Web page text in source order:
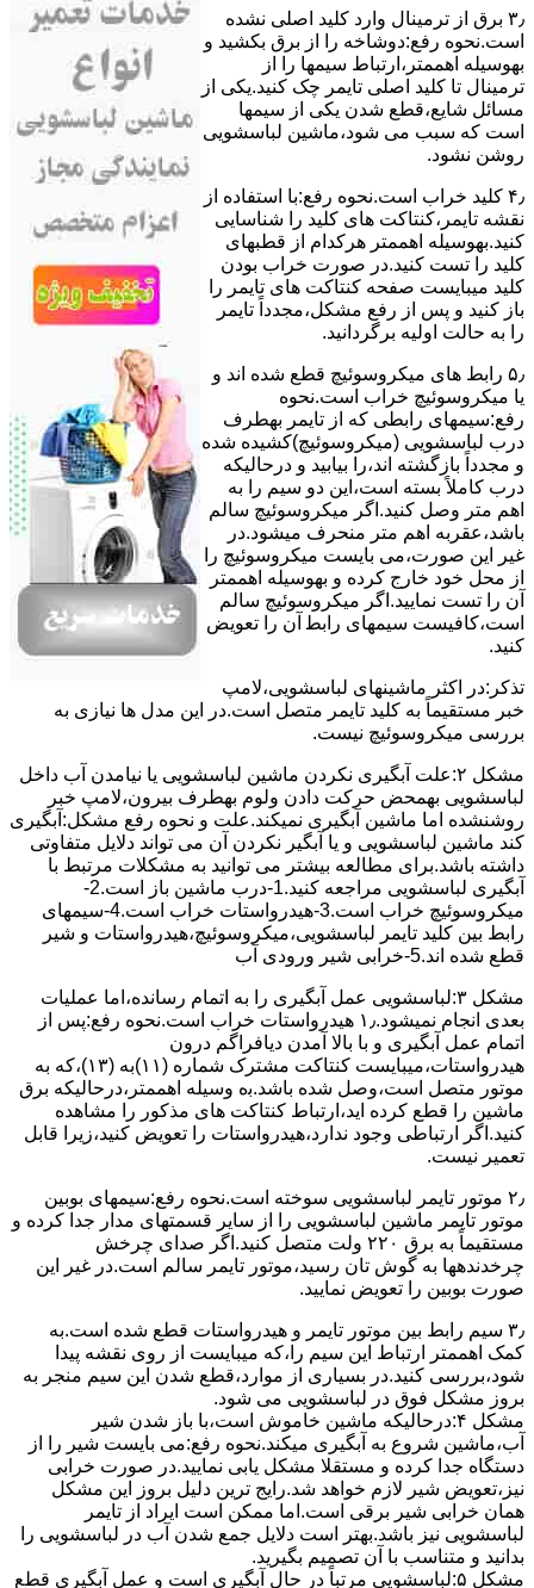
۳٫ ﺑﺮق از ﺗﺮﻣﯿﻨﺎل وارد ﮐﻠﯿﺪ اﺻﻠﯽ ﻧﺸﺪه
است.نحوه رﻓﻊ:دوشاخه را از ﺑﺮق بکشید و
بهوسیله اهممتر،ارﺗﺒﺎط سیمها را از
ﺗﺮﻣﯿﻨﺎل ﺗﺎ ﮐﻠﯿﺪ اﺻﻠﯽ ﺗﺎﯾﻤﺮ چک کنید.یکی از
مسائل شایع،ﻗﻄﻊ شدن ﯾﮑﯽ از سیمها
است که سبب می شود،ﻣﺎﺷﯿﻦ لباسشویی
روﺷﻦ نشود.
۴٫ ﮐﻠﯿﺪ ﺧﺮاب اﺳﺖ.نحوه رفع:ﺑﺎ اﺳﺘﻔﺎده از
ﻧﻘﺸﻪ ﺗﺎﯾﻤﺮ،ﮐﻨﺘﺎﮐﺖ ﻫﺎی ﮐﻠﯿﺪ را ﺷﻨﺎﺳﺎﯾﯽ
کنید.بهوسیله اهممتر هرکدام از قطبهای
ﮐﻠﯿﺪ را ﺗﺴﺖ ﮐﻨﯿﺪ.در ﺻﻮرت ﺧﺮاب ﺑﻮدن
ﮐﻠﯿﺪ میبایست ﺻﻔﺤﻪ ﮐﻨﺘﺎﮐﺖ ﻫﺎی ﺗﺎﯾﻤﺮ را
باز کنید و ﭘﺲ از رﻓﻊ مشکل،مجدداً ﺗﺎﯾﻤﺮ
را به حالت اوﻟﯿﻪ برگردانید.
۵٫ رابط های ﻣﯿﮑﺮوﺳﻮﺋﯿﭻ ﻗﻄﻊ شده اند و
ﯾﺎ ﻣﯿﮑﺮوﺳﻮﺋﯿﭻ ﺧﺮاب اﺳﺖ.نحوه
رفع:سیمهای راﺑﻄﯽ ﮐﻪ از ﺗﺎﯾﻤﺮ بهطرف
درب لباسشویی (ﻣﯿﮑﺮوﺳﻮﺋﯿﭻ)کشیده شده
و مجدداً بازگشته اند،را ﺑﯿﺎﺑﯿﺪ و درحالیکه
درب کاملاً ﺑﺴﺘﻪ اﺳﺖ،اﯾﻦ دو ﺳﯿﻢ را ﺑﻪ
اﻫﻢ ﻣﺘﺮ وصل کنید.اﮔﺮ ﻣﯿﮑﺮوﺳﻮﺋﯿﭻ ﺳﺎﻟﻢ
ﺑﺎﺷﺪ،ﻋﻘﺮﺑﻪ اهم متر ﻣﻨﺤﺮف میشود.در
ﻏﯿﺮ اﯾﻦ ﺻﻮرت،می بایست ﻣﯿﮑﺮوﺳﻮﺋﯿﭻ را
از ﻣﺤﻞ خود ﺧﺎرج کرده و بهوسیله اهممتر
آن را ﺗﺴﺖ ﻧﻤﺎﯾﯿﺪ.اﮔﺮ ﻣﯿﮑﺮوﺳﻮﺋﯿﭻ ﺳﺎﻟﻢ
اﺳﺖ،ﮐﺎﻓﯿﺴﺖ سیمهای راﺑﻄ آن را ﺗﻌﻮﯾﺾ
کنید.
ﺗﺬﮐﺮ:در اﮐﺜﺮ ماشینهای لباسشویی،ﻻﻣﭗ
ﺧﺒﺮ مستقیماً ﺑﻪ ﮐﻠﯿﺪ ﺗﺎﯾﻤﺮ ﻣﺘﺼﻞ اﺳﺖ.در اﯾﻦ مدل ها ﻧﯿﺎزی ﺑﻪ
بررسی ﻣﯿﮑﺮوﺳﻮﺋﯿﭻ نیست.
مشکل ۲:علت آبگیری نکردن ماشین لباسشویی یا نیامدن آب داخل
لباسشویی بهمحض ﺣﺮﮐﺖ دادن وﻟﻮم بهطرف ﺑﯿﺮون،ﻻﻣﭗ ﺧﺒﺮ
روشنشده اﻣﺎ ﻣﺎﺷﯿﻦ آﺑﮕﯿﺮی نمیکند.ﻋﻠﺖ و نحوه رﻓﻊ مشکل:آبگیری
کند ماشین لباسشویی و یا آبگیر نکردن آن می تواند دلایل متفاوتی
داشته باشد.برای مطالعه بیشتر می توانید به مشکلات مرتبط با
آبگیری لباسشویی مراجعه کنید.1-درب ﻣﺎﺷﯿﻦ ﺑﺎز اﺳﺖ.2-
ﻣﯿﮑﺮوﺳﻮﺋﯿﭻ ﺧﺮاب اﺳﺖ.3-ﻫﯿﺪرواﺳﺘﺎت ﺧﺮاب اﺳﺖ.4-سیمهای
راﺑﻂ ﺑﯿﻦ ﮐﻠﯿﺪ ﺗﺎﯾﻤﺮ لباسشویی،ﻣﯿﮑﺮوﺳﻮﺋﯿﭻ،ﻫﯿﺪرواﺳﺘﺎت و ﺷﯿﺮ
ﻗﻄﻊ ﺷﺪه اند.5-خرابی شیر ورودی آب
مشکل ۳:لباسشویی ﻋﻤﻞ آﺑﮕﯿﺮی را ﺑﻪ اﺗﻤﺎم رﺳﺎﻧﺪه،اﻣﺎ ﻋﻤﻠﯿﺎت
ﺑﻌﺪی اﻧﺠﺎم نمیشود.۱٫ ﻫﯿﺪرواﺳﺘﺎت ﺧﺮاب اﺳﺖ.نحوه رﻓﻊ:ﭘﺲ از
اﺗﻤﺎم عمل آﺑﮕﯿﺮی و ﺑﺎ ﺑﺎﻻ آﻣﺪن دﯾﺎﻓﺮاﮔﻢ درون
ﻫﯿﺪرواﺳﺘﺎت،میبایست ﮐﻨﺘﺎﮐﺖ ﻣﺸﺘﺮک شماره (۱۱)به (۱۳)،ﮐﻪ ﺑﻪ
ﻣﻮﺗﻮر ﻣﺘﺼﻞ اﺳﺖ،وﺻﻞ ﺷﺪه ﺑﺎﺷﺪ.ﺑه وسیله اهممتر،درحالیکه ﺑﺮق
ﻣﺎﺷﯿﻦ را ﻗﻄﻊ کرده اید،ارﺗﺒﺎط ﮐﻨﺘﺎﮐﺖ ﻫﺎی ﻣﺬﮐﻮر را ﻣﺸﺎﻫﺪه
کنید.اﮔﺮ ارﺗﺒﺎطی وجود ندارد،ﻫﯿﺪرواﺳﺘﺎت را ﺗﻌﻮﯾﺾ ﮐﻨﯿﺪ،زﯾﺮا قابل
ﺗﻌﻤﯿﺮ نیست.
۲٫ ﻣﻮﺗﻮر ﺗﺎﯾﻤﺮ لباسشویی ﺳﻮﺧﺘﻪ اﺳﺖ.نحوه رﻓﻊ:سیمهای ﺑﻮﺑﯿﻦ
ﻣﻮﺗﻮر ﺗﺎﯾﻤﺮ ماشین لباسشویی را از ﺳﺎﯾﺮ قسمتهای ﻣﺪار ﺟﺪا کرده و
مستقیماً ﺑﻪ برق ۲۲۰ وﻟﺖ ﻣﺘﺼﻞ کنید.اﮔﺮ ﺻﺪای ﭼﺮﺧﺶ
چرخدندهها به گوش تان رﺳﯿﺪ،ﻣﻮﺗﻮر ﺗﺎﯾﻤﺮ ﺳﺎﻟﻢ اﺳﺖ.در ﻏﯿﺮ اﯾﻦ
ﺻﻮرت ﺑﻮﺑﯿﻦ را ﺗﻌﻮﯾﺾ ﻧﻤﺎﯾﯿﺪ.
۳٫ ﺳﯿﻢ راﺑﻂ ﺑﯿﻦ ﻣﻮﺗﻮر ﺗﺎﯾﻤﺮ و ﻫﯿﺪرواﺳﺘﺎت ﻗﻄﻊ ﺷﺪه اﺳﺖ.به
کمک اهممتر ارﺗﺒﺎط اﯾﻦ ﺳﯿﻢ را،ﮐﻪ میبایست از روی ﻧﻘﺸﻪ ﭘﯿﺪا
ﺷﻮد،بررسی ﮐﻨﯿﺪ.در ﺑﺴﯿﺎری از موارد،ﻗﻄﻊ ﺷﺪن اﯾﻦ ﺳﯿﻢ ﻣﻨﺠﺮ ﺑﻪ
ﺑﺮوز مشکل ﻓﻮق در لباسشویی می شود.
مشکل ۴:درحالیکه ﻣﺎﺷﯿﻦ ﺧﺎﻣﻮش اﺳﺖ،ﺑﺎ ﺑﺎز ﺷﺪن ﺷﯿﺮ
آب،ﻣﺎﺷﯿﻦ ﺷﺮوع ﺑﻪ آﺑﮕﯿﺮی میکند.نحوه رﻓﻊ:می بایست ﺷﯿﺮ را از
دستگاه جدا کرده و مستقلا مشکل یابی نمایید.در صورت خرابی
نیز،تعویض شیر لازم خواهد شد.رایج ترین دلیل بروز این مشکل
همان خرابی شیر برقی است.اما ممکن است ایراد از تایمر
لباسشویی نیز باشد.بهتر است دلایل جمع شدن آب در لباسشویی را
بدانید و متناسب با آن تصمیم بگیرید.
مشکل ۵:لباسشویی مرتباً در ﺣﺎل آﺑﮕﯿﺮی اﺳﺖ و ﻋﻤﻞ آﺑﮕﯿﺮی ﻗﻄﻊ